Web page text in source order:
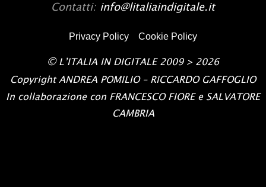
Contatti: info@litaliaindigitale.it
Privacy Policy Cookie Policy
© L’ITALIA IN DIGITALE2009 > 2026
Copyright ANDREA POMILIO – RICCARDO GAFFOGLIO
In collaborazione con FRANCESCO FIORE e SALVATORE
CAMBRIA